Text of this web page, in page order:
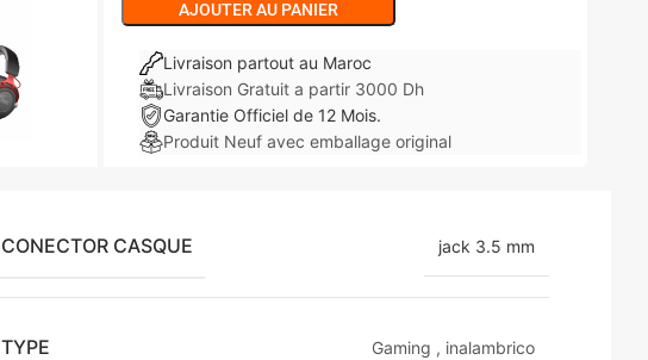
AJOUTER AU PANIER
Livraison partout au Maroc
Livraison Gratuit a partir 3000 Dh
Garantie Officiel de 12 Mois.
Produit Neuf avec emballage original
CONECTOR CASQUE jack 3.5 mm
TYPE Gaming , inalambrico